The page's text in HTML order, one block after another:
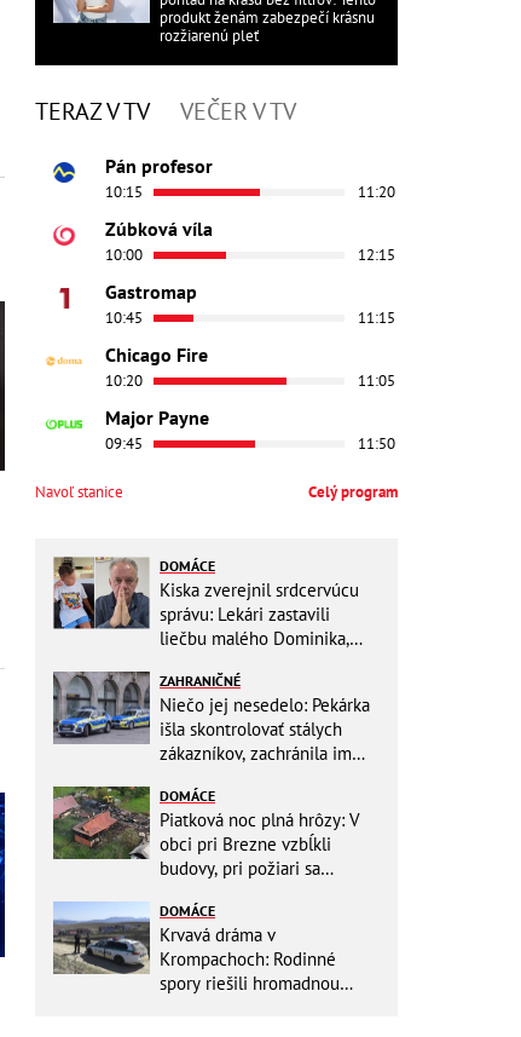
produkt ženám zabezpečí krásnu
rozžiarenú pleť
TERAZ V TV VEČER V TV
Pán profesor
10:15 11:20
Zúbková víla
10:00 12:15
Gastromap
10:45 11:15
Chicago Fire
10:20 11:05
Major Payne
09:45 11:50
Navoľ stanice Celý program
DOMÁCE
Kiska zverejnil srdcervúcu
správu: Lekári zastavili
liečbu malého Dominika,
týždne života
ZAHRANIČNÉ
Niečo jej nesedelo: Pekárka
išla skontrolovať stálych
zákazníkov, zachránila im
DOMÁCE
Piatková noc plná hrôzy: V
obci pri Brezne vzbĺkli
budovy, pri požiari sa
DOMÁCE
Krvavá dráma v
Krompachoch: Rodinné
spory riešili hromadnou